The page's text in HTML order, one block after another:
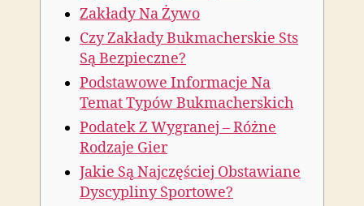
Zakłady Na Żywo
Czy Zakłady Bukmacherskie Sts
Są Bezpieczne?
Podstawowe Informacje Na
Temat Typów Bukmacherskich
Podatek Z Wygranej – Różne
Rodzaje Gier
Jakie Są Najczęściej Obstawiane
Dyscypliny Sportowe?